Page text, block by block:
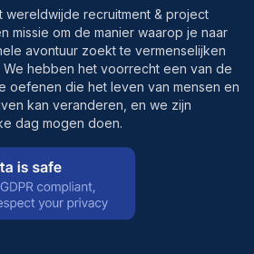
wereldwijde recruitment & project
missie om de manier waarop je naar
avontuur zoekt te vermenselijken
hebben het voorrecht een van de
oefenen die het leven van mensen en
kan veranderen, en we zijn
dag mogen doen.